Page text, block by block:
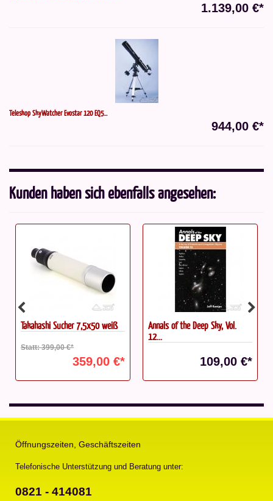
1.139,00 €*
Teleskop SkyWatcher Evostar 120 EQ5...
944,00 €*
Kunden haben sich ebenfalls angesehen:
Takahashi Sucher 7,5x50 weiß
Statt: 399,00 €*
359,00 €*
Annals of the Deep Sky, Vol.
12...
109,00 €*
Öffnungszeiten, Geschäftszeiten
Telefonische Unterstützung und Beratung unter:
0821 - 414081